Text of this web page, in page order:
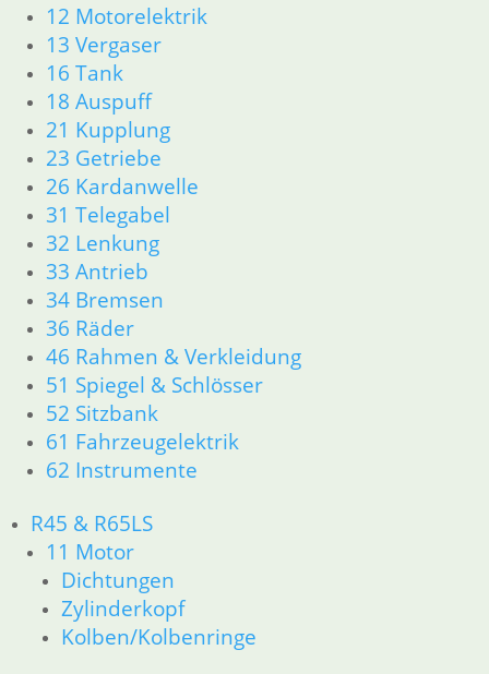
12 Motorelektrik
13 Vergaser
16 Tank
18 Auspuff
21 Kupplung
23 Getriebe
26 Kardanwelle
31 Telegabel
32 Lenkung
33 Antrieb
34 Bremsen
36 Räder
46 Rahmen & Verkleidung
51 Spiegel & Schlösser
52 Sitzbank
61 Fahrzeugelektrik
62 Instrumente
R45 & R65LS
11 Motor
Dichtungen
Zylinderkopf
Kolben/Kolbenringe
R80/100 R80/100 RT 1980 bis 1984
11 Motor
Dichtungen
Kolben/Kolbenringe
Zylinderkopf
12 Motorelektrik
13 Vergaser
16 Tank
18 Auspuff
21 Kupplung
23 Getriebe
26 Kardanwelle
31 Telegabel
33 Antrieb
32 Lenkung
34 Bremsen
36 Räder
46 Rahmen & Verkleidung
51 Spiegel & Schlösser
61 Fahrzeugelektrik
62 Instrumente
63 Scheinwerfer
R65 R80 Monolever R100 RS/RT Monolever ab 1984
11 Motor
Dichtungen